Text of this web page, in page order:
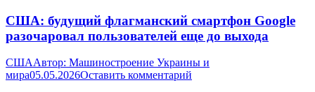
США: будущий флагманский смартфон Google
разочаровал пользователей еще до выхода
СШААвтор: Машиностроение Украины и
мира05.05.2026Оставить комментарий